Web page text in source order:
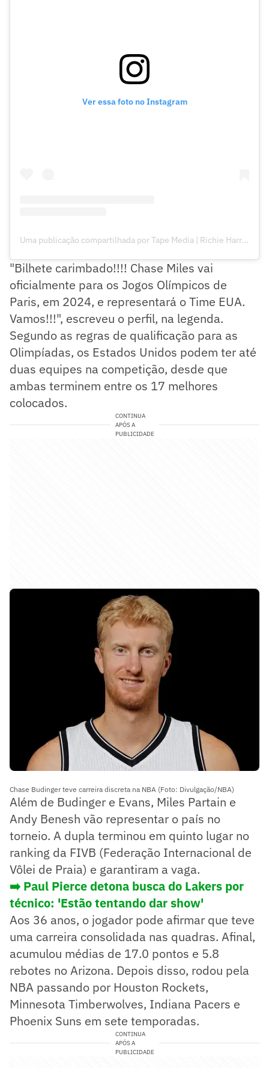
Ver essa foto no Instagram
Uma publicação compartilhada por Tape Media | Richie Harrington 🎥 (@tape.media)
"Bilhete carimbado!!!! Chase Miles vai
oficialmente para os Jogos Olímpicos de
Paris, em 2024, e representará o Time EUA.
Vamos!!!", escreveu o perfil, na legenda.
Segundo as regras de qualificação para as
Olimpíadas, os Estados Unidos podem ter até
duas equipes na competição, desde que
ambas terminem entre os 17 melhores
colocados.
CONTINUA
APÓS A
PUBLICIDADE
Chase Budinger teve carreira discreta na NBA (Foto: Divulgação/NBA)
Além de Budinger e Evans, Miles Partain e
Andy Benesh vão representar o país no
torneio. A dupla terminou em quinto lugar no
ranking da FIVB (Federação Internacional de
Vôlei de Praia) e garantiram a vaga.
➡️ Paul Pierce detona busca do Lakers por
técnico: 'Estão tentando dar show'
Aos 36 anos, o jogador pode afirmar que teve
uma carreira consolidada nas quadras. Afinal,
acumulou médias de 17.0 pontos e 5.8
rebotes no Arizona. Depois disso, rodou pela
NBA passando por Houston Rockets,
Minnesota Timberwolves, Indiana Pacers e
Phoenix Suns em sete temporadas.
CONTINUA
APÓS A
PUBLICIDADE